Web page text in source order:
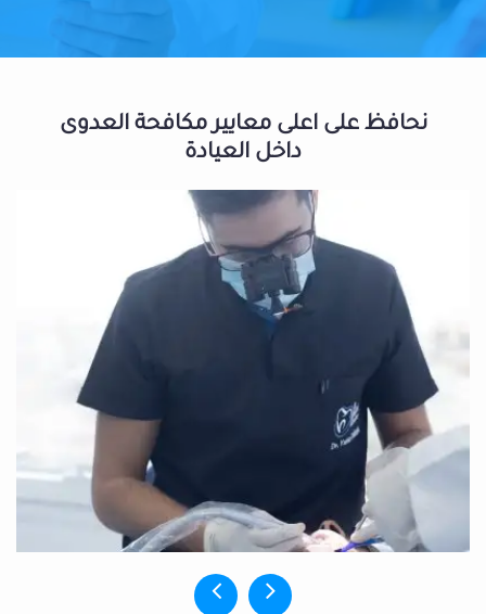
نحافظ على اعلى معايير مكافحة العدوى
داخل العيادة